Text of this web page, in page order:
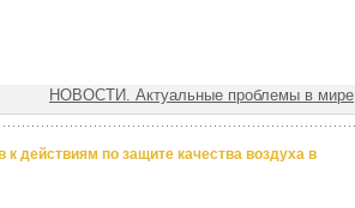
НОВОСТИ. Актуальные проблемы в мире
действиям по защите качества воздуха в